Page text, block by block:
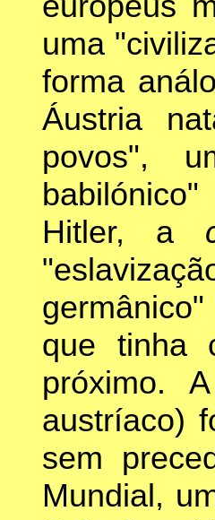
uma
forma
Áustria
povos",
Hitler, a
que tinha
próximo.
austríaco)
sem
Mundial,